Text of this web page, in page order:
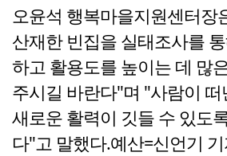
오윤석 행복마을지원센터장
산재한 빈집을 실태조사를
하고 활용도를 높이는 데 많
주시길 바란다"며 "사람이 떠
새로운 활력이 깃들 수 있도
다"고 말했다.예산=신언기 기